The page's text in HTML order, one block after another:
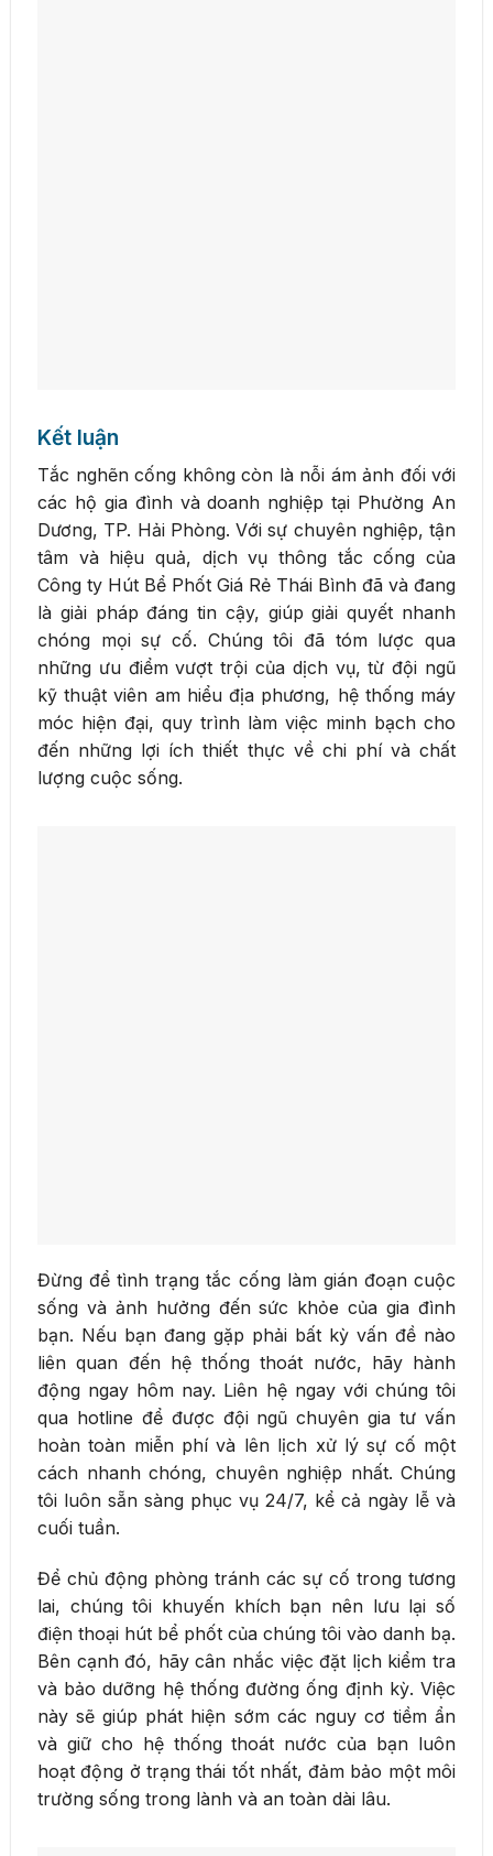
Kết luận
Tắc nghẽn cống không còn là nỗi ám ảnh đối với
các hộ gia đình và doanh nghiệp tại Phường An
Dương, TP. Hải Phòng. Với sự chuyên nghiệp, tận
tâm và hiệu quả, dịch vụ thông tắc cống của
Công ty Hút Bể Phốt Giá Rẻ Thái Bình đã và đang
là giải pháp đáng tin cậy, giúp giải quyết nhanh
chóng mọi sự cố. Chúng tôi đã tóm lược qua
những ưu điểm vượt trội của dịch vụ, từ đội ngũ
kỹ thuật viên am hiểu địa phương, hệ thống máy
móc hiện đại, quy trình làm việc minh bạch cho
đến những lợi ích thiết thực về chi phí và chất
lượng cuộc sống.
Đừng để tình trạng tắc cống làm gián đoạn cuộc
sống và ảnh hưởng đến sức khỏe của gia đình
bạn. Nếu bạn đang gặp phải bất kỳ vấn đề nào
liên quan đến hệ thống thoát nước, hãy hành
động ngay hôm nay. Liên hệ ngay với chúng tôi
qua hotline để được đội ngũ chuyên gia tư vấn
hoàn toàn miễn phí và lên lịch xử lý sự cố một
cách nhanh chóng, chuyên nghiệp nhất. Chúng
tôi luôn sẵn sàng phục vụ 24/7, kể cả ngày lễ và
cuối tuần.
Để chủ động phòng tránh các sự cố trong tương
lai, chúng tôi khuyến khích bạn nên lưu lại số
điện thoại hút bể phốt của chúng tôi vào danh bạ.
Bên cạnh đó, hãy cân nhắc việc đặt lịch kiểm tra
và bảo dưỡng hệ thống đường ống định kỳ. Việc
này sẽ giúp phát hiện sớm các nguy cơ tiềm ẩn
và giữ cho hệ thống thoát nước của bạn luôn
hoạt động ở trạng thái tốt nhất, đảm bảo một môi
trường sống trong lành và an toàn dài lâu.